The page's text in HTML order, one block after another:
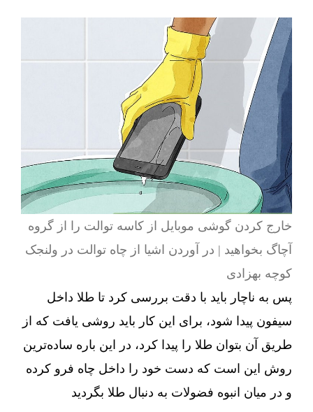
خارج کردن گوشی موبایل از کاسه توالت را از گروه
آچاگ بخواهید | در آوردن اشیا از چاه توالت در ولنجک
کوچه بهزادی
پس به ناچار باید با دقت بررسی کرد تا طلا داخل
سیفون پیدا شود، برای این کار باید روشی یافت که از
طریق آن بتوان طلا را پیدا کرد، در این باره ساده‌ترین
روش این است که دست خود را داخل چاه فرو کرده
و در میان انبوه فضولات به دنبال طلا بگردید